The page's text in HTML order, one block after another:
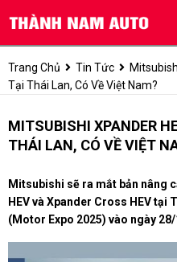
Trang Chủ Tin Tức
Tại Thái Lan, Có Về Việt Nam?
MITSUBISHI XPANDER
THÁI LAN, CÓ VỀ VIỆT
Mitsubishi sẽ ra mắt bản nâng
HEV và Xpander Cross HEV tại
(Motor Expo 2025) vào ngày 28/